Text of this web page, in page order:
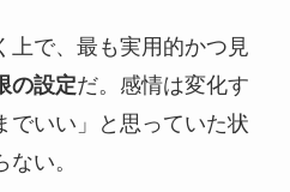
上で、最も実用的かつ見
の設定だ。感情は変化す
でいい」と思っていた状
い。